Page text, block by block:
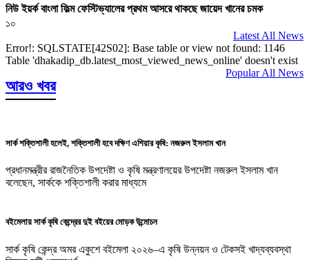
নিউ ইয়র্ক বাংলা ফিল্ম ফেস্টিভ্যালের প্রথম আসরে থাকছে জায়েদ খানের চমক
১০
Latest All News
Error!: SQLSTATE[42S02]: Base table or view not found: 1146
Table 'dhakadip_db.latest_most_viewed_news_online' doesn't exist
Popular All News
আরও খবর
সার্ক শক্তিশালী হলেই, শক্তিশালী হবে দক্ষিণ এশিয়ার কৃষি: নজরুল ইসলাম খান
প্রধানমন্ত্রীর রাজনৈতিক উপদেষ্টা ও কৃষি মন্ত্রণালয়ের উপদেষ্টা নজরুল ইসলাম খান
বলেছেন, সার্ককে শক্তিশালী করার মাধ্যমে
বইমেলায় সার্ক কৃষি কেন্দ্রের দুই বইয়ের মোড়ক উন্মোচন
সার্ক কৃষি কেন্দ্র অমর একুশে বইমেলা ২০২৬–এ কৃষি উন্নয়ন ও টেকসই খাদ্যব্যবস্থা